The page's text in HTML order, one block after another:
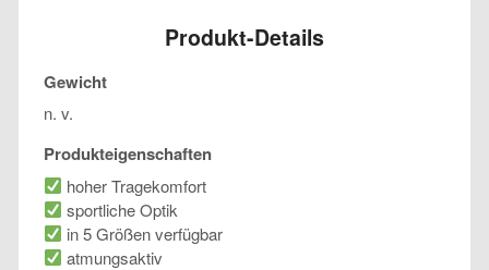
Produkt-Details
Gewicht
n. v.
Produkteigenschaften
hoher Tragekomfort
sportliche Optik
in 5 Größen verfügbar
atmungsaktiv